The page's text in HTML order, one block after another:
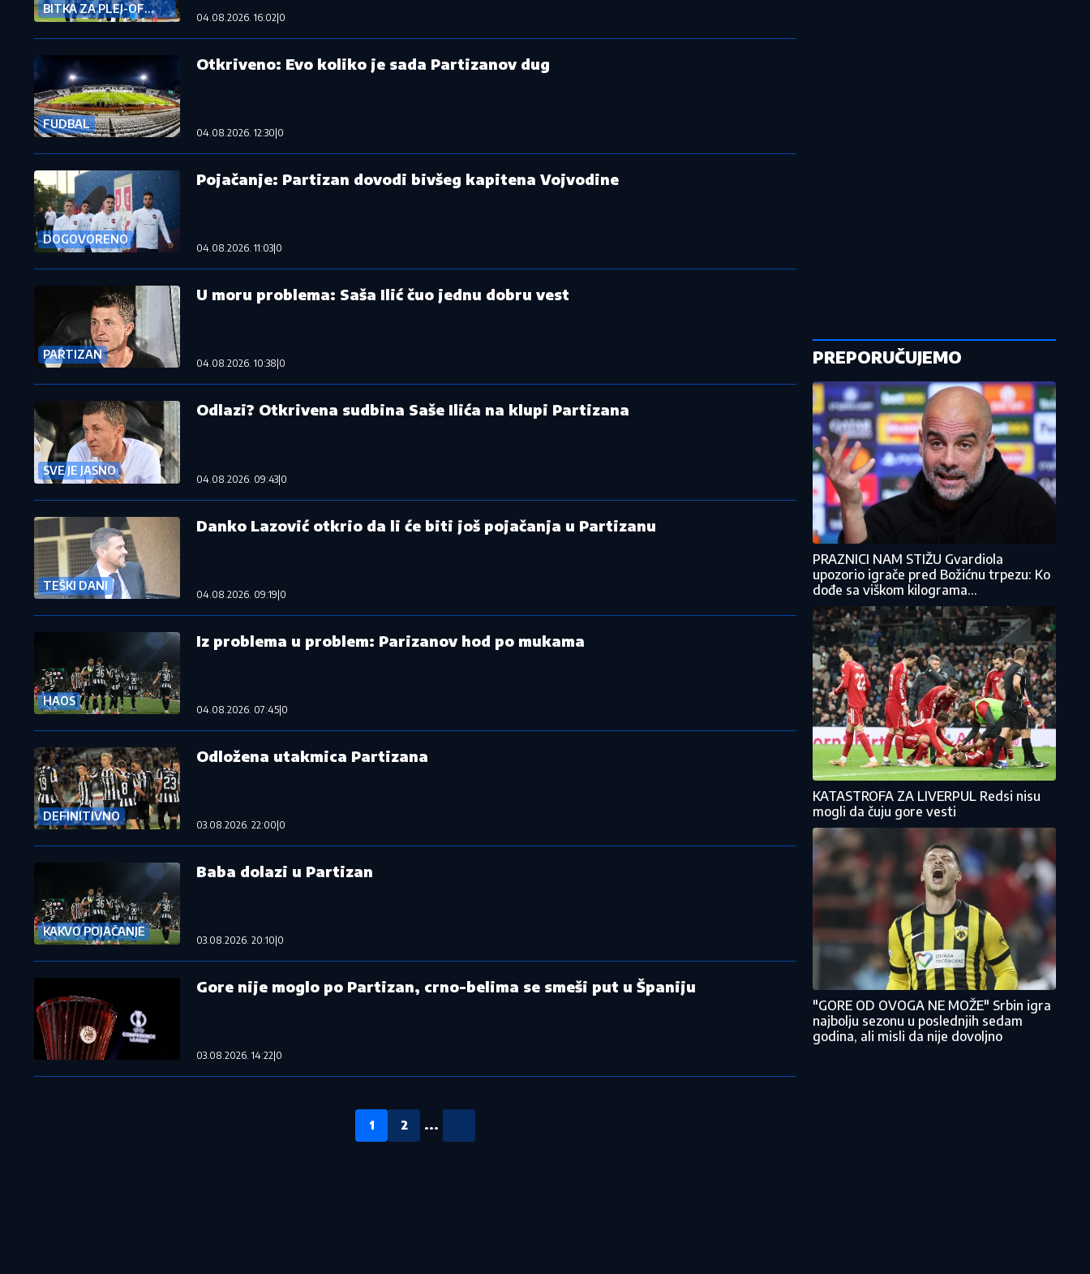
BITKA ZA PLEJ-OF
KVALIFIKACIJA ZA LK
04.08.2026. 16:02 0
FUDBAL
Otkriveno: Evo koliko je sada Partizanov dug
04.08.2026. 12:30 0
DOGOVORENO
Pojačanje: Partizan dovodi bivšeg kapitena Vojvodine
04.08.2026. 11:03 0
PARTIZAN
U moru problema: Saša Ilić čuo jednu dobru vest
04.08.2026. 10:38 0
SVE JE JASNO
Odlazi? Otkrivena sudbina Saše Ilića na klupi Partizana
04.08.2026. 09:43|0
TEŠKI DANI
Danko Lazović otkrio da li će biti još pojačanja u Partizanu
04.08.2026. 09:19 0
HAOS
Iz problema u problem: Parizanov hod po mukama
04.08.2026. 07:45 0
DEFINITIVNO
Odložena utakmica Partizana
03.08.2026. 22:00 0
KAKVO POJAČANJE
Baba dolazi u Partizan
03.08.2026. 20:10 0
Gore nije moglo po Partizan, crno-belima se smeši put u Španiju
03.08.2026. 14:22 0
1 2 ...
PREPORUČUJEMO
PRAZNICI NAM STIŽU Gvardiola
upozorio igrače pred Božićnu trpezu: Ko
dođe sa viškom kilograma...
KATASTROFA ZA LIVERPUL Redsi nisu
mogli da čuju gore vesti
"GORE OD OVOGA NE MOŽE" Srbin igra
najbolju sezonu u poslednjih sedam
godina, ali misli da nije dovoljno